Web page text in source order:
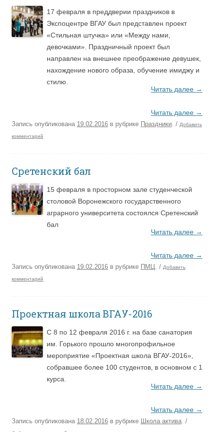
17 февраля в преддверии праздников в
Экспоцентре ВГАУ был представлен проект
«Стильная штучка» или «Между нами,
девочками». Праздничный проект был
направлен на внешнее преображение девушек,
нахождение нового образа, обучение имиджу и
стилю.
Читать далее →
Читать далее →
Запись опубликована 19.02.2016 в рубрике Праздники. / Добавить
комментарий
Сретенский бал
15 февраля в просторном зале студенческой
столовой Воронежского государственного
аграрного университета состоялся Сретенский
бал
Читать далее →
Читать далее →
Запись опубликована 19.02.2016 в рубрике ПМЦ. / Добавить
комментарий
Проектная школа ВГАУ-2016
С 8 по 12 февраля 2016 г. на базе санатория
им. Горького прошло многопрофильное
мероприятие «Проектная школа ВГАУ-2016»,
собравшее более 100 студентов, в основном с 1
курса.
Читать далее →
Читать далее →
Запись опубликована 18.02.2016 в рубрике Школа актива. /